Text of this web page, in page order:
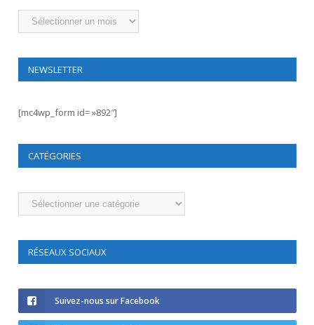
Archives
NEWSLETTER
[mc4wp_form id= »892″]
CATÉGORIES
Catégories
RÉSEAUX SOCIAUX
Suivez-nous sur Facebook